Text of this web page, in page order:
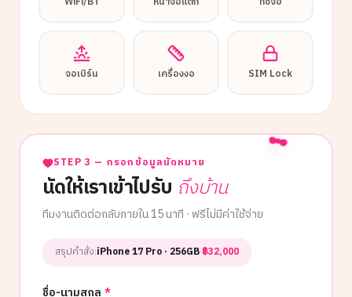
จอเบิร์น เครื่องงอ SIM Lock
STEP 3 — กรอกข้อมูลนัดหมาย
นัดให้เราเข้าไปรับ ถึงบ้าน
ทีมงานติดต่อกลับภายใน 15 นาที · ฟรีไม่มีค่าใช้จ่าย
สรุปคำสั่ง:iPhone 17 Pro · 256GB·฿32,000
ชื่อ-นามสกุล *